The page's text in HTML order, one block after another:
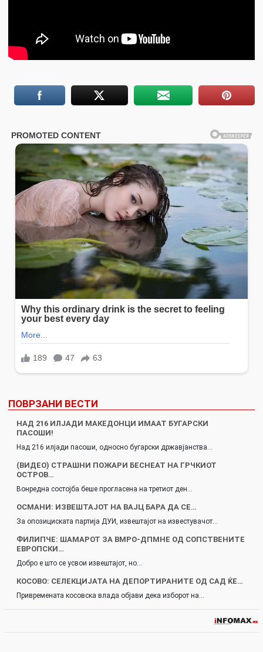
ПОВРЗАНИ ВЕСТИ
НАД 216 ИЛЈАДИ МАКЕДОНЦИ ИМААТ БУГАРСКИ
ПАСОШИ!
Над 216 илјади пасоши, односно бугарски државјанства…
(ВИДЕО) СТРАШНИ ПОЖАРИ БЕСНЕАТ НА ГРЧКИОТ
ОСТРОВ…
Вонредна состојба беше прогласена на третиот ден…
ОСМАНИ: ИЗВЕШТАЈОТ НА ВАЈЦ БАРА ДА СЕ…
За опозициската партија ДУИ, извештајот на известувачот…
ФИЛИПЧЕ: ШАМАРОТ ЗА ВМРО-ДПМНЕ ОД СОПСТВЕНИТЕ
ЕВРОПСКИ…
Добро е што се усвои извештајот, но…
КОСОВО: СЕЛЕКЦИЈАТА НА ДЕПОРТИРАНИТЕ ОД САД ЌЕ…
Привремената косовска влада објави дека изборот на…